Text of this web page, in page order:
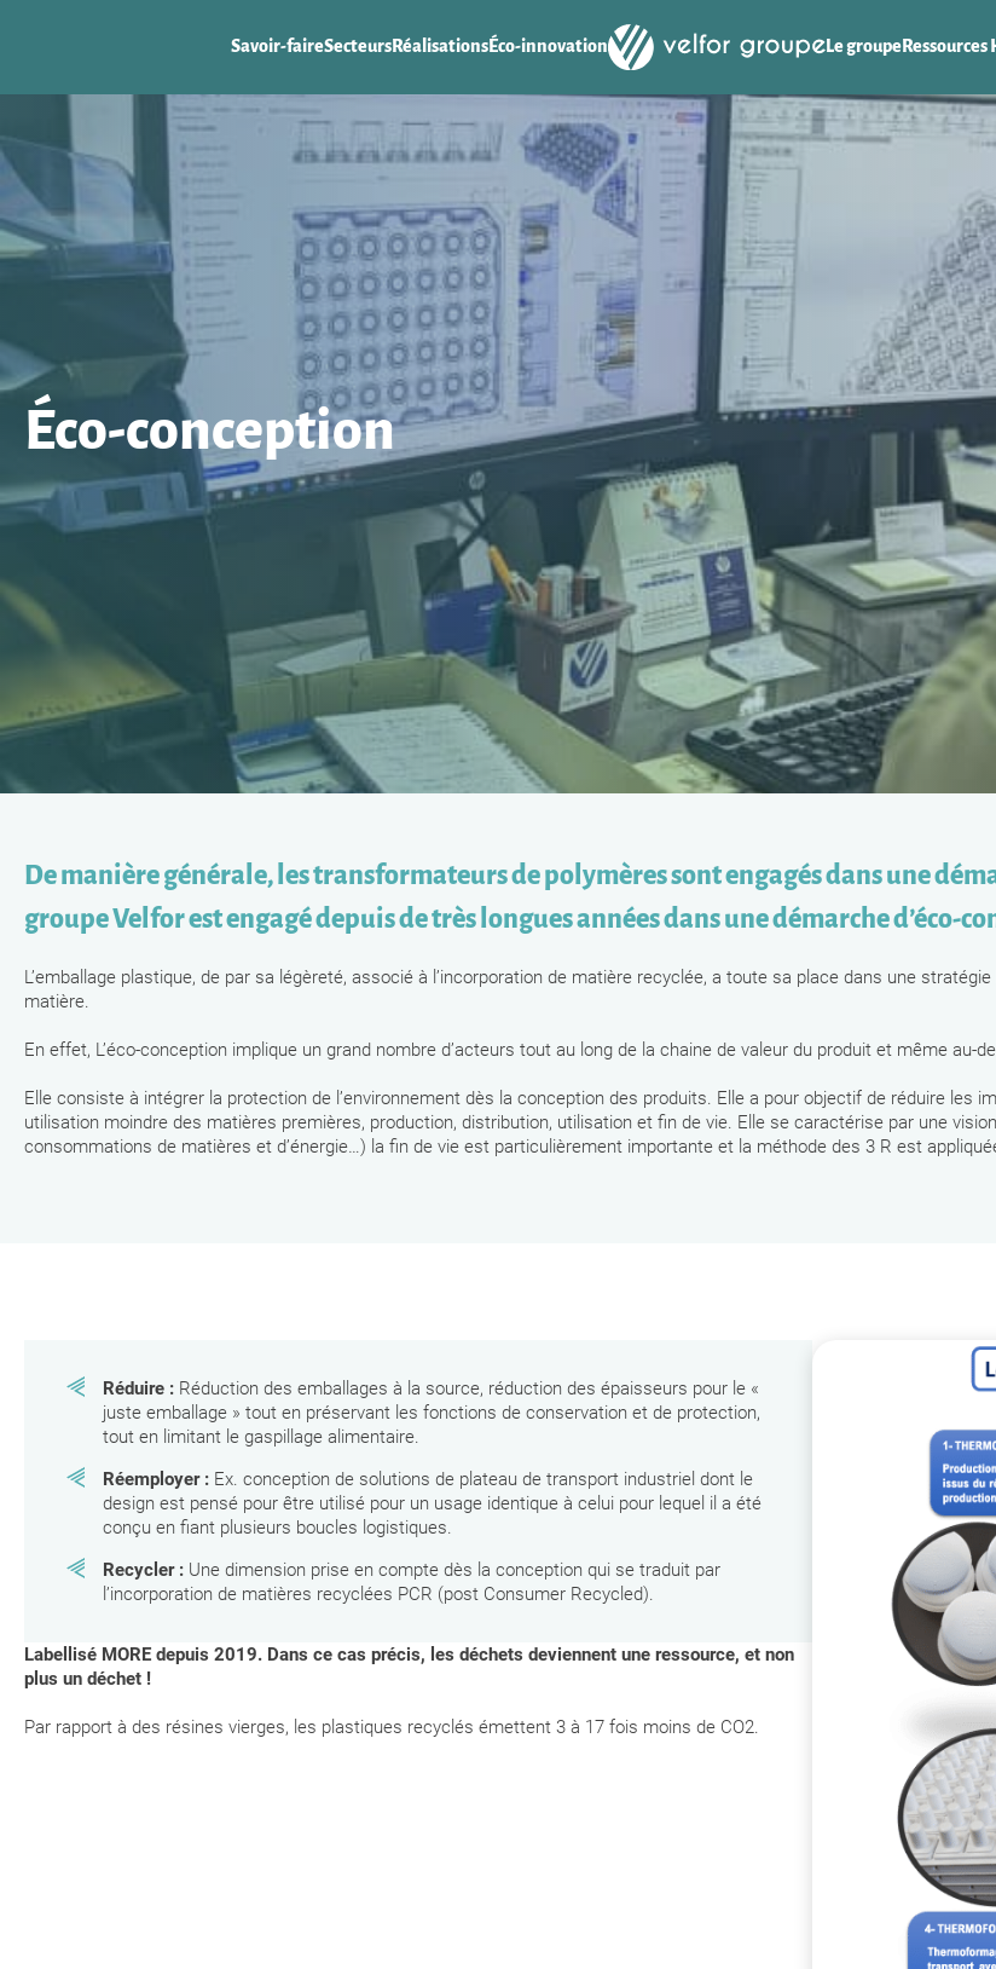
Savoir-faireSecteursRéalisationsÉco-innovation Le groupeRessources
Éco-conception
De manière générale, les transformateurs de polymères sont engagés dans une
groupe Velfor est engagé depuis de très longues années dans une démarche d’éco-
L’emballage plastique, de par sa légèreté, associé à l’incorporation de matière recyclée, a toute sa place dans une
matière.
En effet, L’éco-conception implique un grand nombre d’acteurs tout au long de la chaine de valeur du produit et même au-
Elle consiste à intégrer la protection de l’environnement dès la conception des produits. Elle a pour objectif de réduire les
utilisation moindre des matières premières, production, distribution, utilisation et fin de vie. Elle se caractérise par une
consommations de matières et d’énergie…) la fin de vie est particulièrement importante et la méthode des 3 R est
Réduire : Réduction des emballages à la source, réduction des épaisseurs pour le «
juste emballage » tout en préservant les fonctions de conservation et de protection,
tout en limitant le gaspillage alimentaire.
Réemployer : Ex. conception de solutions de plateau de transport industriel dont le
design est pensé pour être utilisé pour un usage identique à celui pour lequel il a été
conçu en fiant plusieurs boucles logistiques.
Recycler : Une dimension prise en compte dès la conception qui se traduit par
l’incorporation de matières recyclées PCR (post Consumer Recycled).
Labellisé MORE depuis 2019. Dans ce cas précis, les déchets deviennent une ressource, et non
plus un déchet !
Par rapport à des résines vierges, les plastiques recyclés émettent 3 à 17 fois moins de CO2.